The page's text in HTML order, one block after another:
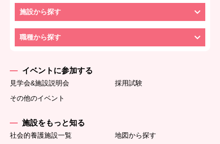
施設から探す
職種から探す
イベントに参加する
見学会&施設説明会
採用試験
その他のイベント
施設をもっと知る
社会的養護施設一覧
地図から探す